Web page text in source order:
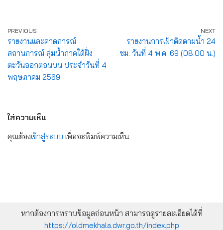
PREVIOUS
รายงานและคาดการณ์
สถานการณ์ ลุ่มน้ำภาคใต้ฝั่ง
ตะวันออกตอนบน ประจำวันที่ 4
พฤษภาคม 2569
NEXT
รายงานการเฝ้าติดตามน้ำ 24
ชม. วันที่ 4 พ.ค. 69 (08.00 น.)
ใส่ความเห็น
คุณต้องเข้าสู่ระบบ เพื่อจะพิมพ์ความเห็น
หากต้องการทราบข้อมูลก่อนหน้า สามารถดูรายละเอียดได้ที่
https://oldmekhala.dwr.go.th/index.php